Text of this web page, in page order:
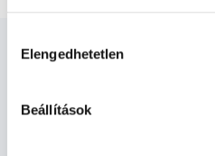
szabályzat:https://
kiválasztása
Elengedhetetlen
Beállítások